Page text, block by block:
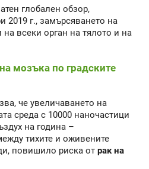
глобален обзор,
2019 г., замърсяването на
всеки орган на тялото и на
мозъка по градските
че увеличаването на
среда с 10000 наночастици
на година –
тихите и оживените
повишило риска от рак на